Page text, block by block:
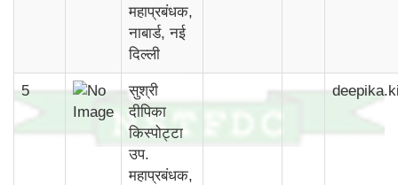
महाप्रबंधक,
नाबार्ड, नई
दिल्ली
5
सुश्री
दीपिका
किस्पोट्टा
उप.
महाप्रबंधक,